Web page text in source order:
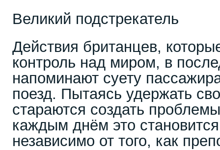
Великий подстрекатель
Действия британцев,
контроль над миром, в
напоминают суету
поезд. Пытаясь удержать
стараются создать
каждым днём это
независимо от того, как